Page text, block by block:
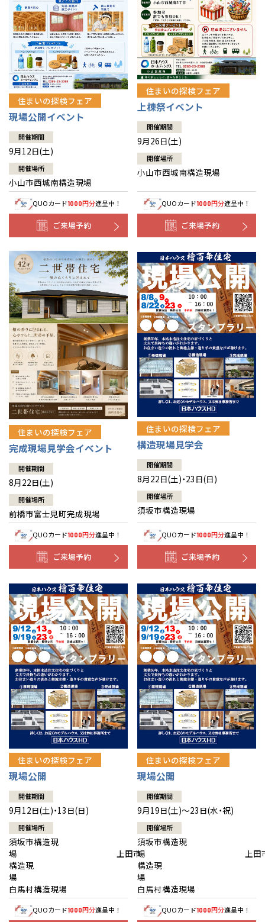
住まいの探検フェア
現場公開イベント
開催期間
9月12日(土)
開催場所
小山市西城南構造現場
QUOカード1000円分進呈中！
ご来場予約
住まいの探検フェア
上棟祭イベント
開催期間
9月26日(土)
開催場所
小山市西城南構造現場
QUOカード1000円分進呈中！
ご来場予約
住まいの探検フェア
完成現場見学会イベント
開催期間
8月22日(土)
開催場所
前橋市富士見町完成現場
QUOカード1000円分進呈中！
ご来場予約
住まいの探検フェア
構造現場見学会
開催期間
8月22日(土)・23日(日)
開催場所
須坂市構造現場
QUOカード1000円分進呈中！
ご来場予約
住まいの探検フェア
現場公開
開催期間
9月12日(土)・13日(日)
開催場所
須坂市構造現
場 上田市
構造現
場
白馬村構造現場
QUOカード1000円分進呈中！
住まいの探検フェア
現場公開
開催期間
9月19日(土)～23日(水・祝)
開催場所
須坂市構造現
場 上田
構造現
白馬村構造現場
QUOカード1000円分進呈中！